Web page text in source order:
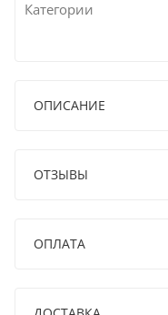
Категории
ОПИСАНИЕ
ОТЗЫВЫ
ОПЛАТА